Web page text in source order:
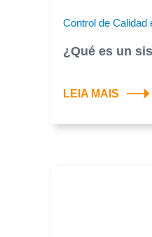
Control de Calidad
¿Qué es un
LEIA MAIS